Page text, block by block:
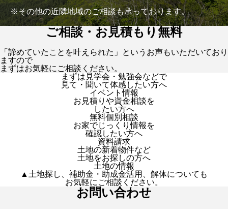
※その他の近隣地域のご相談も承っております。
ご相談・お見積もり無料
「諦めていたことを叶えられた」というお声もいただいており
ますので
まずはお気軽にご相談ください。
まずは見学会・勉強会などで
見て・聞いて体感したい方へ
イベント情報
お見積りや資金相談を
したい方へ
無料個別相談
お家でじっくり情報を
確認したい方へ
資料請求
土地の新着物件など
土地をお探しの方へ
土地の情報
▲土地探し、補助金・助成金活用、解体についても
お気軽にご相談ください。
お問い合わせ